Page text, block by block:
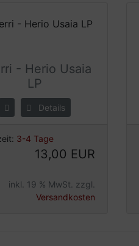
- Herio Usaia
LP
Details
3-4 Tage
13,00 EUR
inkl. 19 % MwSt. zzgl.
Versandkosten